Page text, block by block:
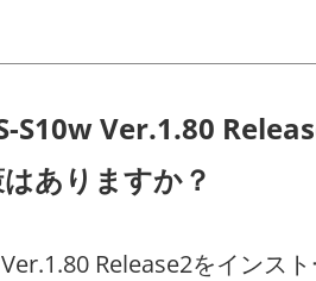
S10w Ver.1.80
ありますか？
Release2をインス